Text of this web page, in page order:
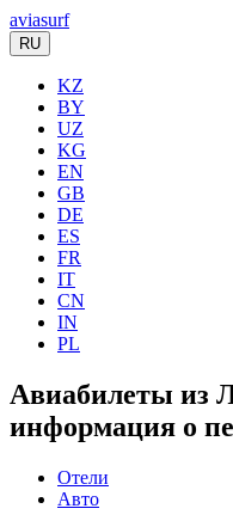
aviasurf
RU
KZ
BY
UZ
KG
EN
GB
DE
ES
FR
IT
CN
IN
PL
Авиабилеты из
информация о
Отели
Авто